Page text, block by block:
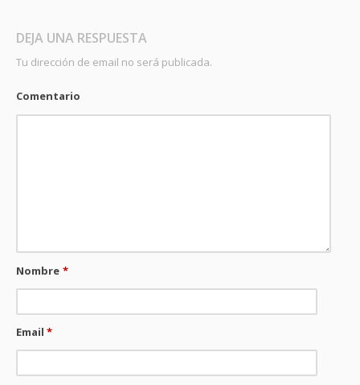
DEJA UNA RESPUESTA
Tu dirección de email no será publicada.
Comentario
Nombre *
Email*